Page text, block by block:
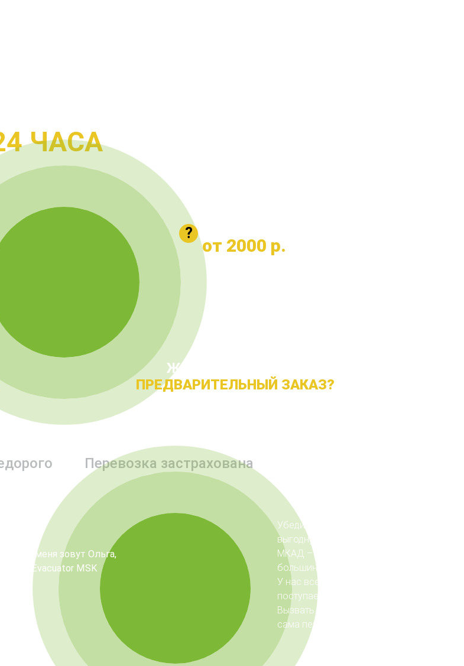
ЧАСА
?
от 2000 р.
ЖЕЛАЕТЕ СДЕЛАТЬ
ПРЕДВАРИТЕЛЬНЫЙ ЗАКАЗ?
Перевозка застрахована
меня зовут Ольга,
Evacuator MSK
Убедитесь сами, что мы предлагаем
выгодную стоимость эвакуации
МКАД – приблизительно на 20% ниже,
большинства конкурентов.
У нас всегда много заказов – новая
поступает примерно каждые 5 минут.
Вызвать автоэвакуатор проще простого
сама перезвоню вам через минуту!